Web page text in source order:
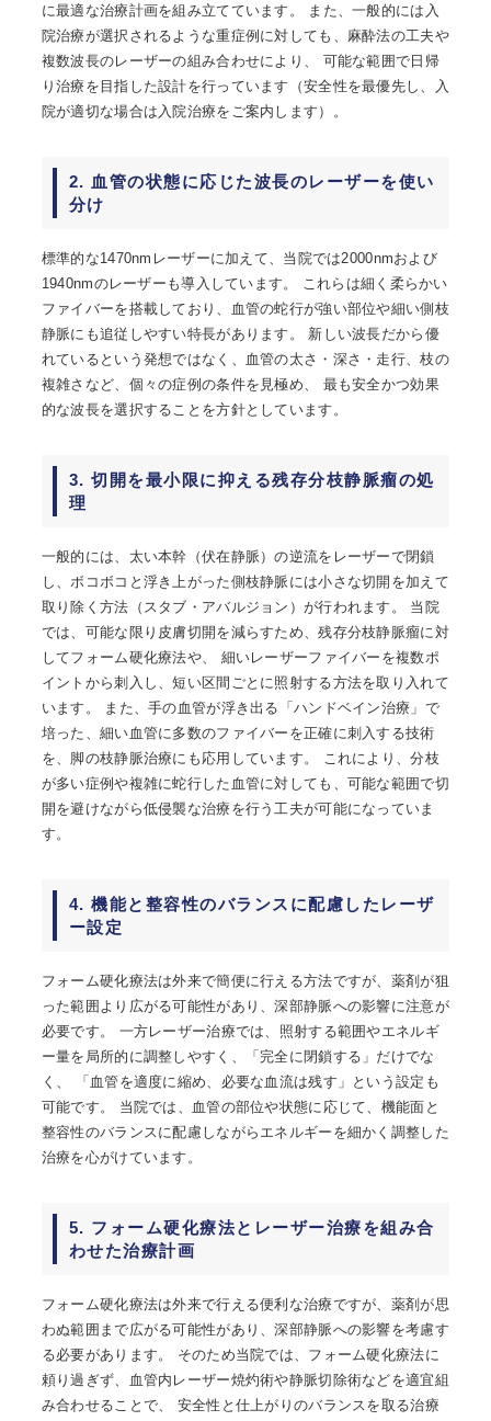
に最適な治療計画を組み立てています。 また、一般的には入
院治療が選択されるような重症例に対しても、麻酔法の工夫や
複数波長のレーザーの組み合わせにより、 可能な範囲で日帰
り治療を目指した設計を行っています（安全性を最優先し、入
院が適切な場合は入院治療をご案内します）。
2. 血管の状態に応じた波長のレーザーを使い
分け
標準的な1470nmレーザーに加えて、当院では2000nmおよび
1940nmのレーザーも導入しています。 これらは細く柔らかい
ファイバーを搭載しており、血管の蛇行が強い部位や細い側枝
静脈にも追従しやすい特長があります。 新しい波長だから優
れているという発想ではなく、血管の太さ・深さ・走行、枝の
複雑さなど、個々の症例の条件を見極め、 最も安全かつ効果
的な波長を選択することを方針としています。
3. 切開を最小限に抑える残存分枝静脈瘤の処
理
一般的には、太い本幹（伏在静脈）の逆流をレーザーで閉鎖
し、ボコボコと浮き上がった側枝静脈には小さな切開を加えて
取り除く方法（スタブ・アバルジョン）が行われます。 当院
では、可能な限り皮膚切開を減らすため、残存分枝静脈瘤に対
してフォーム硬化療法や、 細いレーザーファイバーを複数ポ
イントから刺入し、短い区間ごとに照射する方法を取り入れて
います。 また、手の血管が浮き出る「ハンドベイン治療」で
培った、細い血管に多数のファイバーを正確に刺入する技術
を、脚の枝静脈治療にも応用しています。 これにより、分枝
が多い症例や複雑に蛇行した血管に対しても、可能な範囲で切
開を避けながら低侵襲な治療を行う工夫が可能になっていま
す。
4. 機能と整容性のバランスに配慮したレーザ
ー設定
フォーム硬化療法は外来で簡便に行える方法ですが、薬剤が狙
った範囲より広がる可能性があり、深部静脈への影響に注意が
必要です。 一方レーザー治療では、照射する範囲やエネルギ
ー量を局所的に調整しやすく、「完全に閉鎖する」だけでな
く、 「血管を適度に縮め、必要な血流は残す」という設定も
可能です。 当院では、血管の部位や状態に応じて、機能面と
整容性のバランスに配慮しながらエネルギーを細かく調整した
治療を心がけています。
5. フォーム硬化療法とレーザー治療を組み合
わせた治療計画
フォーム硬化療法は外来で行える便利な治療ですが、薬剤が思
わぬ範囲まで広がる可能性があり、深部静脈への影響を考慮す
る必要があります。 そのため当院では、フォーム硬化療法に
頼り過ぎず、血管内レーザー焼灼術や静脈切除術などを適宜組
み合わせることで、 安全性と仕上がりのバランスを取る治療